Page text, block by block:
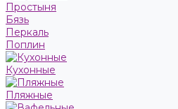
Простыня
Бязь
Перкаль
Поплин
Кухонные
Пляжные